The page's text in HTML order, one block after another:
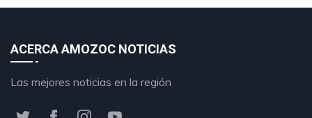
ACERCA AMOZOC NOTICIAS
Las mejores noticias en la región